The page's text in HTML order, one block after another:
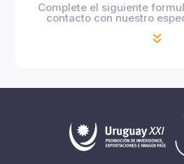
Complete el siguiente
contacto con nuestro